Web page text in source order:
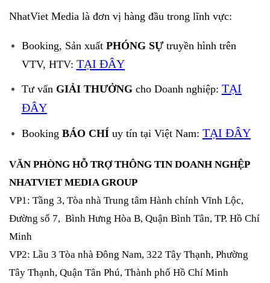
NhatViet Media là đơn vị hàng đầu trong lĩnh vực:
Booking, Sản xuất PHÓNG SỰtruyền hình trên
VTV, HTV: TẠI ĐÂY
Tư vấn GIẢI THƯỞNGcho Doanh nghiệp: TẠI
ĐÂY
Booking BÁO CHÍuy tín tại Việt Nam: TẠI ĐÂY
VĂN PHÒNG HỖ TRỢ THÔNG TIN DOANH NGHỆP
NHATVIET MEDIA GROUP
VP1: Tầng 3, Tòa nhà Trung tâm Hành chính Vĩnh Lộc,
Đường số 7, Bình Hưng Hòa B, Quận Bình Tân, TP. Hồ Chí
Minh
VP2: Lầu 3 Tòa nhà Đông Nam, 322 Tây Thạnh, Phường
Tây Thạnh, Quận Tân Phú, Thành phố Hồ Chí Minh